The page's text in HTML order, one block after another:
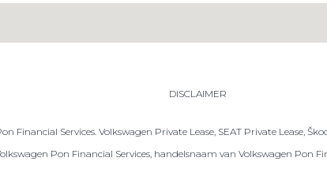
DISCLAIMER
Services. Volkswagen Private Lease, SEAT Private Lease,
Pon Financial Services, handelsnaam van Volkswagen Pon